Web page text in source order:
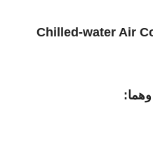
Chilled-water Air